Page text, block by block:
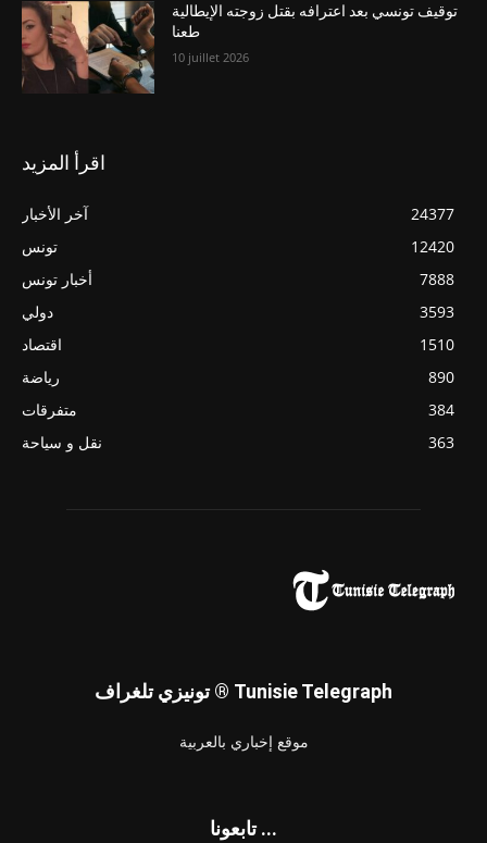
توقيف تونسي بعد اعترافه بقتل زوجته الإيطالية
طعنا
10 juillet 2026
اقرأ المزيد
آخر الأخبار
24377
تونس
12420
أخبار تونس
7888
دولي
3593
اقتصاد
1510
رياضة
890
متفرقات
384
نقل و سياحة
363
تونيزي تلغراف ® Tunisie Telegraph
موقع إخباري بالعربية
تابعونا ...